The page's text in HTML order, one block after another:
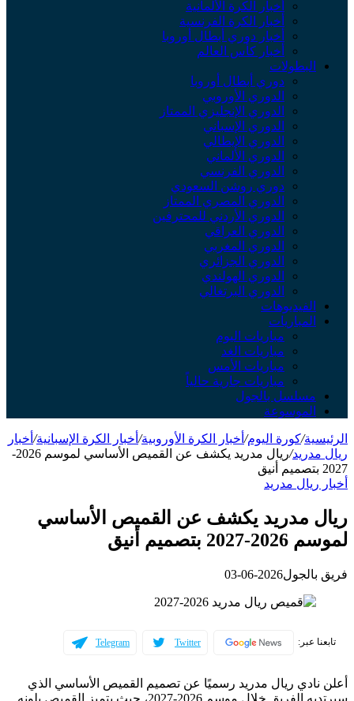
أخبار الكرة الألمانية
أخبار الكرة الفرنسية
أخبار دوري أبطال أوروبا
أخبار كأس العالم
البطولات
دوري أبطال أوروبا
الدوري الأوروبي
الدوري الإنجليزي الممتاز
الدوري الإسباني
الدوري الإيطالي
الدوري الألماني
الدوري الفرنسي
دوري روشن السعودي
الدوري المصري الممتاز
الدوري الأردني للمحترفين
الدوري العراقي
الدوري المغربي
الدوري الجزائري
الدوري الهولندي
الدوري البرتغالي
الفيديوهات
المباريات
مباريات اليوم
مباريات الغد
مباريات الأمس
مباريات جارية حالياً
مسلسل بالجول
الموسوعة
الرئيسية/كورة اليوم/ أخبار الكرة الأوروبية/ أخبار الكرة الإسبانية/ أخبار
ريال مدريد/
ريال مدريد يكشف عن القميص الأساسي لموسم 2026-
2027 بتصميم أنيق
أخبار ريال مدريد
ريال مدريد يكشف عن القميص الأساسي
لموسم 2026-2027 بتصميم أنيق
فريق بالجول2026-06-03
تابعنا عبر: Twitter
Telegram
أعلن نادي ريال مدريد رسميًا عن تصميم القميص الأساسي الذي
سيرتديه الفريق خلال موسم 2026-2027، حيث يتميز القميص بلونه